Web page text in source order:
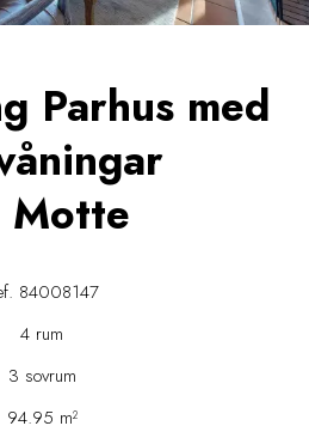
Parhus med
Motte
84008147
4 rum
3 sovrum
94.95 m²